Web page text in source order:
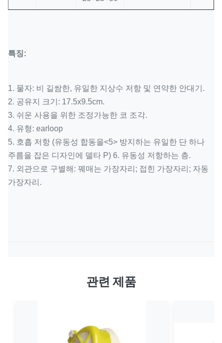
특징:
1. 물자: 비 길쌈한, 유일한 지상수 저항 및 연약한 안대기.
2. 공유지 크기: 17.5x9.5cm.
3. 쉬운 사용을 위한 조정가능한 코 조각.
4. 유형: earloop
5. 호흡 저항 (유동성 합동을<5> 방지하는 유일한 단 하나
주름을 잡은 디자인에 델타 P) 6. 유동성 저항하는 층.
7. 외관으로 구별해: 꿰매는 가장자리; 접힌 가장자리; 자동
가장자리.
관련 제품